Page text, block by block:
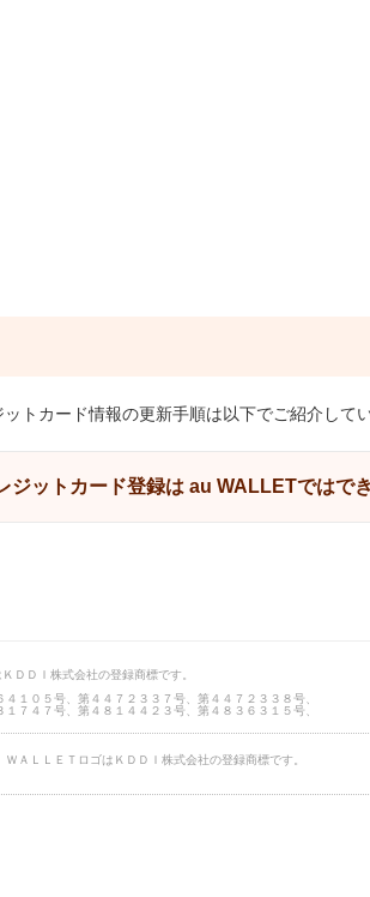
トカード情報の更新手順は以下でご紹介してい
ジットカード登録は au WALLETではで
ＤＤＩ株式会社の登録商標です。
１０５号、第４４７２３３７号、第４４７２３３８号、
７４７号、第４８１４４２３号、第４８３６３１５号、
ＬＬＥＴロゴはＫＤＤＩ株式会社の登録商標です。